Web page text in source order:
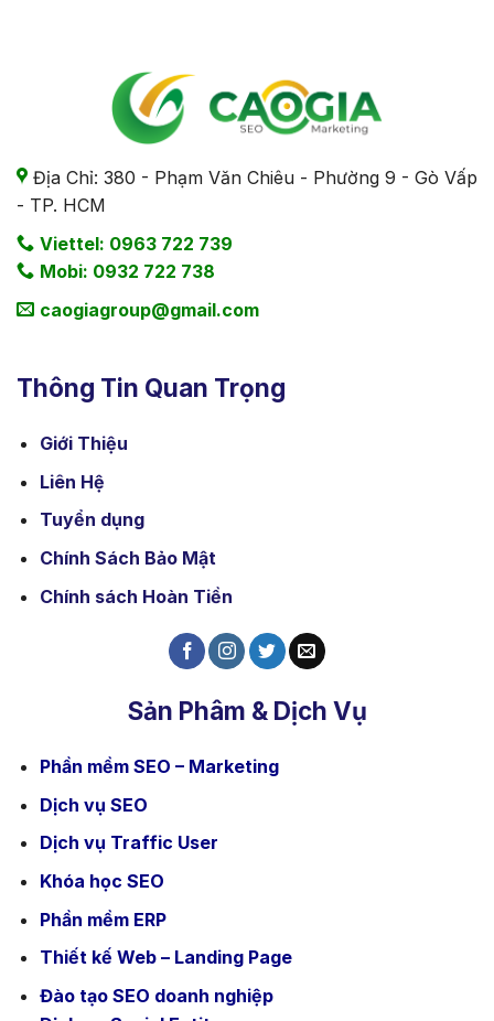
Địa Chỉ: 380 - Phạm Văn Chiêu - Phường 9 - Gò Vấp
- TP. HCM
Viettel: 0963 722 739
Mobi: 0932 722 738
caogiagroup@gmail.com
Thông Tin Quan Trọng
Giới Thiệu
Liên Hệ
Tuyển dụng
Chính Sách Bảo Mật
Chính sách Hoàn Tiền
Sản Phâm & Dịch Vụ
Phần mềm SEO – Marketing
Dịch vụ SEO
Dịch vụ Traffic User
Khóa học SEO
Phần mềm ERP
Thiết kế Web – Landing Page
Đào tạo SEO doanh nghiệp